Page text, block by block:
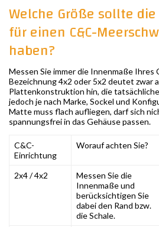
Welche Größe sollte
für einen C&C-
haben?
Messen Sie immer die Innenmaße Ihres
Bezeichnung 4x2 oder 5x2 deutet zwar
Plattenkonstruktion hin, die
jedoch je nach Marke, Sockel und
Matte muss flach aufliegen, darf sich
spannungsfrei in das Gehäuse passen.
C&C-
Einrichtung
Worauf achten Sie?
2x4 / 4x2
Messen Sie die
Innenmaße und
berücksichtigen Sie
dabei den Rand bzw.
die Schale.